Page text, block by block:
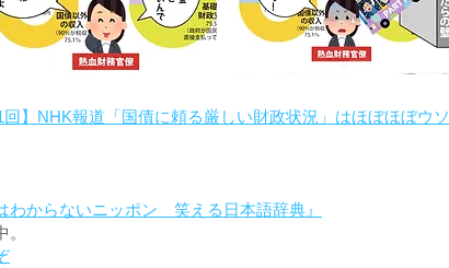
】NHK報道「国債に頼る厳しい財政状況」はほぼほぼウソ
わからないニッポン 笑える日本語辞典』